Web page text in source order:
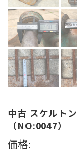
中古 スケルト
（NO:0047）
価格: